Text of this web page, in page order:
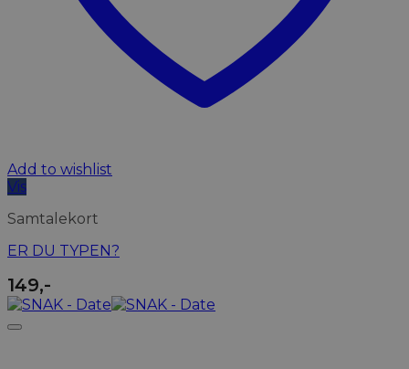
Add to wishlist
Vis
Samtalekort
ER DU TYPEN?
149,-